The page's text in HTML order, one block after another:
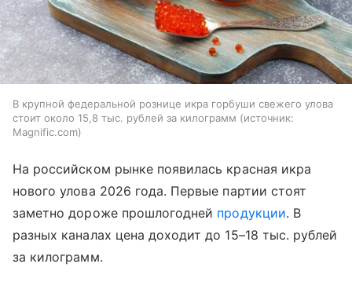
В крупной федеральной рознице икра горбуши свежего улова
стоит около 15,8 тыс. рублей за килограмм
источник:
Magnific.com
На российском рынке появилась красная икра
нового улова 2026 года. Первые партии стоят
заметно дороже прошлогодней продукции. В
разных каналах цена доходит до 15–18 тыс. рублей
за килограмм.